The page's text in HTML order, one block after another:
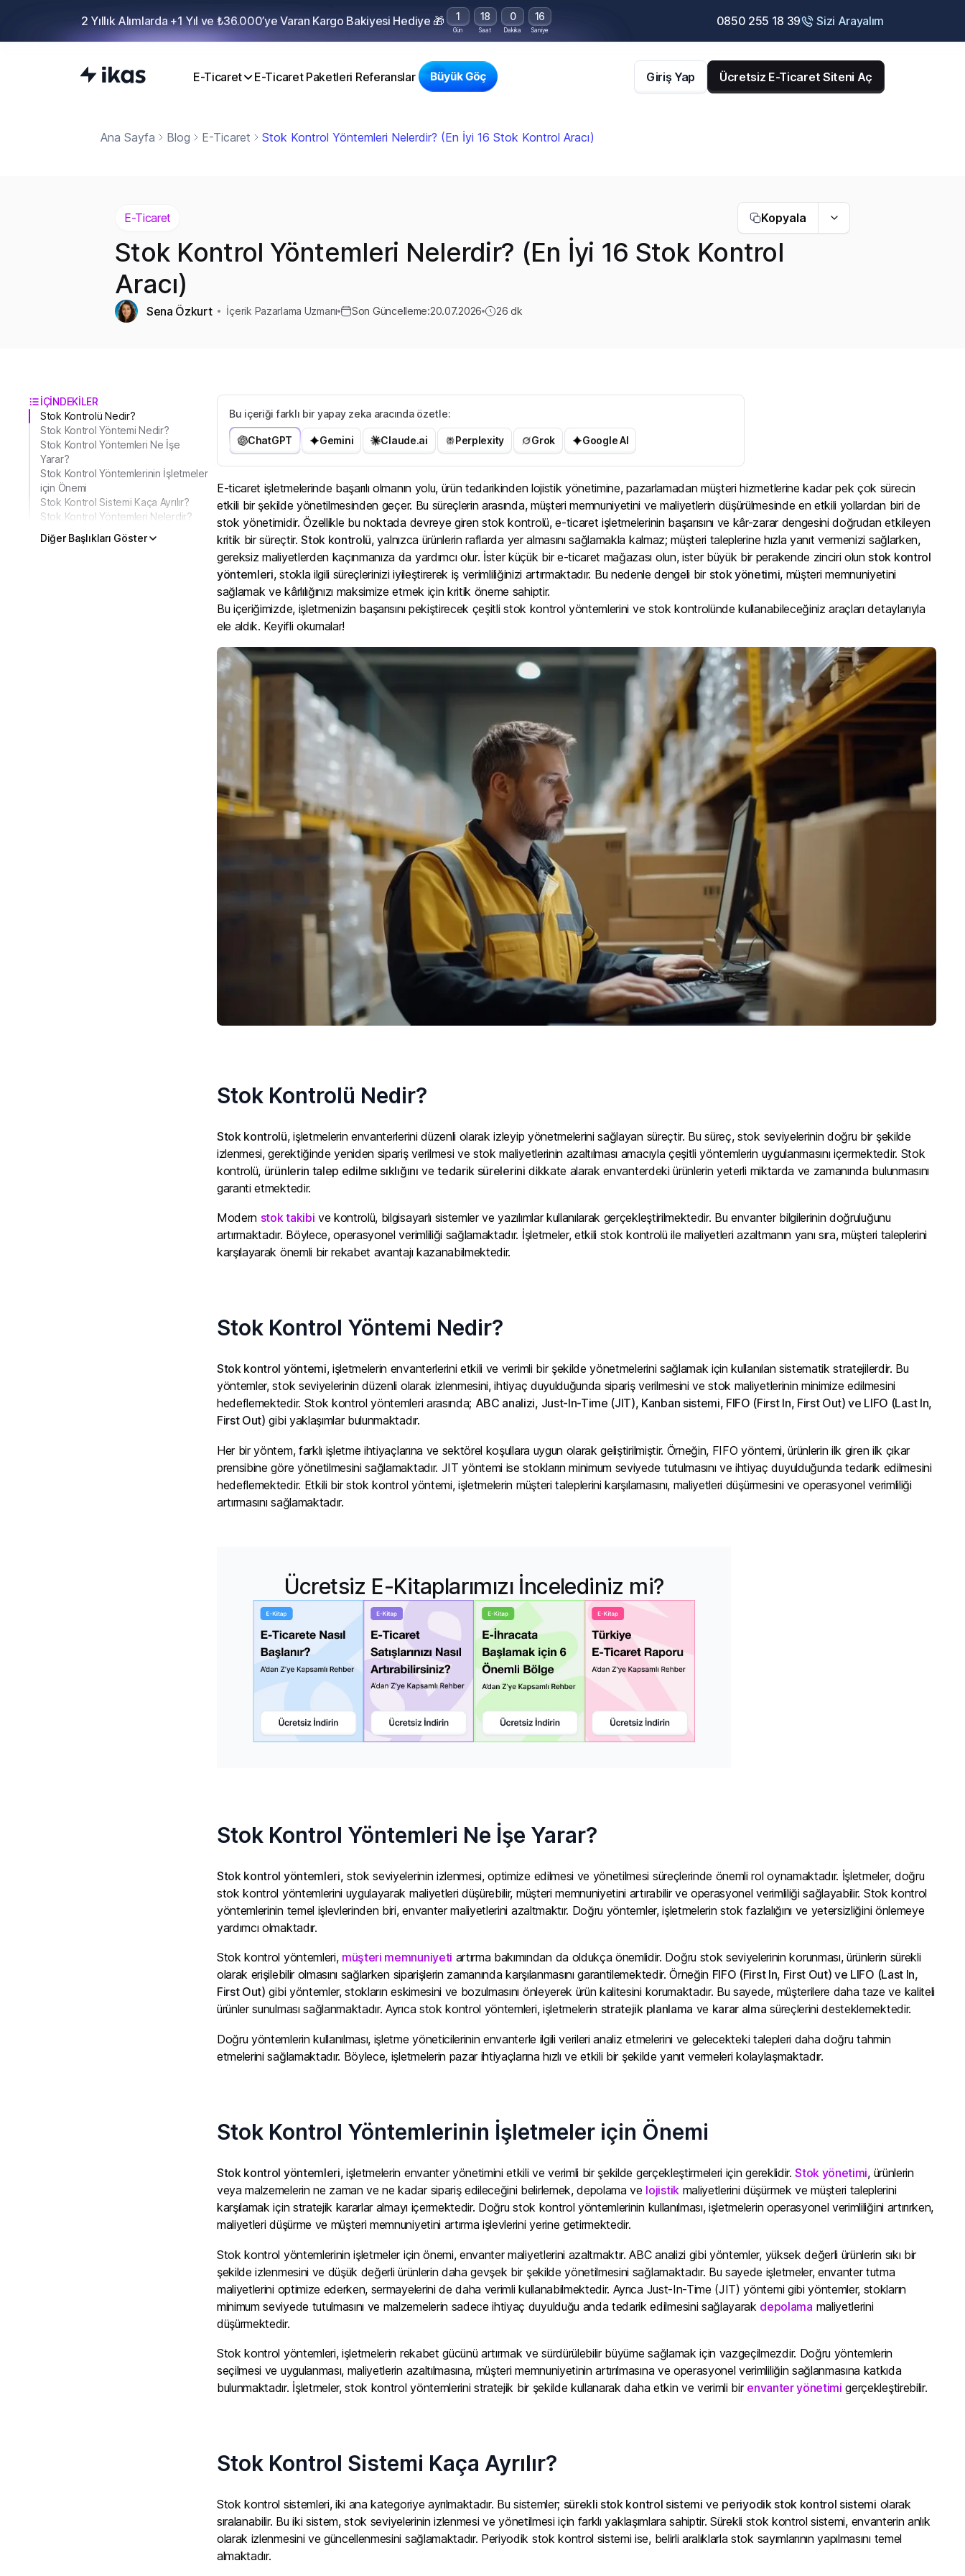
2 Yıllık Alımlarda +1 Yıl ve ₺36.000’ye Varan Kargo Bakiyesi Hediye 🎁 1
Gün
18
Saat
0
Dakika
15
Saniye
0850 255 18 39 Sizi Arayalım
E-Ticaret E-Ticaret Paketleri Referanslar Giriş Yap Ücretsiz E-Ticaret Siteni Aç
Ana Sayfa Blog E-Ticaret Stok Kontrol Yöntemleri Nelerdir? (En İyi 16 Stok Kontrol Aracı)
E-Ticaret Kopyala
Stok Kontrol Yöntemleri Nelerdir? (En İyi 16 Stok Kontrol
Aracı)
Sena Özkurt İçerik Pazarlama Uzmanı Son Güncelleme:20.07.2026 26 dk
İÇİNDEKİLER
Stok Kontrolü Nedir?
Stok Kontrol Yöntemi Nedir?
Stok Kontrol Yöntemleri Ne İşe
Yarar?
Stok Kontrol Yöntemlerinin İşletmeler
için Önemi
Stok Kontrol Sistemi Kaça Ayrılır?
Stok Kontrol Yöntemleri Nelerdir?
Diğer Başlıkları Göster
Bu içeriği farklı bir yapay zeka aracında özetle:
ChatGPT Gemini Claude.ai Perplexity Grok Google AI
E-ticaret işletmelerinde başarılı olmanın yolu, ürün tedarikinden lojistik yönetimine, pazarlamadan müşteri hizmetlerine kadar pek çok sürecin
etkili bir şekilde yönetilmesinden geçer. Bu süreçlerin arasında, müşteri memnuniyetini ve maliyetlerin düşürülmesinde en etkili yollardan biri de
stok yönetimidir. Özellikle bu noktada devreye giren stok kontrolü, e-ticaret işletmelerinin başarısını ve kâr-zarar dengesini doğrudan etkileyen
kritik bir süreçtir.Stok kontrolü, yalnızca ürünlerin raflarda yer almasını sağlamakla kalmaz; müşteri taleplerine hızla yanıt vermenizi sağlarken,
gereksiz maliyetlerden kaçınmanıza da yardımcı olur. İster küçük bir e-ticaret mağazası olun, ister büyük bir perakende zinciri olun stok kontrol
yöntemleri, stokla ilgili süreçlerinizi iyileştirerek iş verimliliğinizi artırmaktadır. Bu nedenle dengeli bir stok yönetimi, müşteri memnuniyetini
sağlamak ve kârlılığınızı maksimize etmek için kritik öneme sahiptir.
Bu içeriğimizde, işletmenizin başarısını pekiştirecek çeşitli stok kontrol yöntemlerini ve stok kontrolünde kullanabileceğiniz araçları detaylarıyla
ele aldık. Keyifli okumalar!
Stok Kontrolü Nedir?
Stok kontrolü, işletmelerin envanterlerini düzenli olarak izleyip yönetmelerini sağlayan süreçtir. Bu süreç, stok seviyelerinin doğru bir şekilde
izlenmesi, gerektiğinde yeniden sipariş verilmesi ve stok maliyetlerinin azaltılması amacıyla çeşitli yöntemlerin uygulanmasını içermektedir. Stok
kontrolü, ürünlerin talep edilme sıklığını vetedarik sürelerini dikkate alarak envanterdeki ürünlerin yeterli miktarda ve zamanında bulunmasını
garanti etmektedir.
Modern stok takibi ve kontrolü, bilgisayarlı sistemler ve yazılımlar kullanılarak gerçekleştirilmektedir. Bu envanter bilgilerinin doğruluğunu
artırmaktadır. Böylece, operasyonel verimliliği sağlamaktadır. İşletmeler, etkili stok kontrolü ile maliyetleri azaltmanın yanı sıra, müşteri taleplerini
karşılayarak önemli bir rekabet avantajı kazanabilmektedir.
Stok Kontrol Yöntemi Nedir?
Stok kontrol yöntemi, işletmelerin envanterlerini etkili ve verimli bir şekilde yönetmelerini sağlamak için kullanılan sistematik stratejilerdir. Bu
yöntemler, stok seviyelerinin düzenli olarak izlenmesini, ihtiyaç duyulduğunda sipariş verilmesini ve stok maliyetlerinin minimize edilmesini
hedeflemektedir. Stok kontrol yöntemleri arasında; ABC analizi, Just-In-Time (JIT), Kanban sistemi, FIFO (First In, First Out) ve LIFO (Last In,
First Out) gibi yaklaşımlar bulunmaktadır.
Her bir yöntem, farklı işletme ihtiyaçlarına ve sektörel koşullara uygun olarak geliştirilmiştir. Örneğin, FIFO yöntemi, ürünlerin ilk giren ilk çıkar
prensibine göre yönetilmesini sağlamaktadır. JIT yöntemi ise stokların minimum seviyede tutulmasını ve ihtiyaç duyulduğunda tedarik edilmesini
hedeflemektedir. Etkili bir stok kontrol yöntemi, işletmelerin müşteri taleplerini karşılamasını, maliyetleri düşürmesini ve operasyonel verimliliği
artırmasını sağlamaktadır.
Ücretsiz E-Kitaplarımızı İncelediniz mi?
Stok Kontrol Yöntemleri Ne İşe Yarar?
Stok kontrol yöntemleri, stok seviyelerinin izlenmesi, optimize edilmesi ve yönetilmesi süreçlerinde önemli rol oynamaktadır. İşletmeler, doğru
stok kontrol yöntemlerini uygulayarak maliyetleri düşürebilir, müşteri memnuniyetini artırabilir ve operasyonel verimliliği sağlayabilir. Stok kontrol
yöntemlerinin temel işlevlerinden biri, envanter maliyetlerini azaltmaktır. Doğru yöntemler, işletmelerin stok fazlalığını ve yetersizliğini önlemeye
yardımcı olmaktadır.
Stok kontrol yöntemleri, müşteri memnuniyeti artırma bakımından da oldukça önemlidir. Doğru stok seviyelerinin korunması, ürünlerin sürekli
olarak erişilebilir olmasını sağlarken siparişlerin zamanında karşılanmasını garantilemektedir. Örneğin FIFO (First In, First Out) ve LIFO (Last In,
First Out) gibi yöntemler, stokların eskimesini ve bozulmasını önleyerek ürün kalitesini korumaktadır. Bu sayede, müşterilere daha taze ve kaliteli
ürünler sunulması sağlanmaktadır. Ayrıca stok kontrol yöntemleri, işletmelerin stratejik planlama ve karar alma süreçlerini desteklemektedir.
Doğru yöntemlerin kullanılması, işletme yöneticilerinin envanterle ilgili verileri analiz etmelerini ve gelecekteki talepleri daha doğru tahmin
etmelerini sağlamaktadır. Böylece, işletmelerin pazar ihtiyaçlarına hızlı ve etkili bir şekilde yanıt vermeleri kolaylaşmaktadır.
Stok Kontrol Yöntemlerinin İşletmeler için Önemi
Stok kontrol yöntemleri, işletmelerin envanter yönetimini etkili ve verimli bir şekilde gerçekleştirmeleri için gereklidir.Stok yönetimi, ürünlerin
veya malzemelerin ne zaman ve ne kadar sipariş edileceğini belirlemek, depolama ve lojistikmaliyetlerini düşürmek ve müşteri taleplerini
karşılamak için stratejik kararlar almayı içermektedir. Doğru stok kontrol yöntemlerinin kullanılması, işletmelerin operasyonel verimliliğini artırırken,
maliyetleri düşürme ve müşteri memnuniyetini artırma işlevlerini yerine getirmektedir.
Stok kontrol yöntemlerinin işletmeler için önemi, envanter maliyetlerini azaltmaktır. ABC analizi gibi yöntemler, yüksek değerli ürünlerin sıkı bir
şekilde izlenmesini ve düşük değerli ürünlerin daha gevşek bir şekilde yönetilmesini sağlamaktadır. Bu sayede işletmeler, envanter tutma
maliyetlerini optimize ederken, sermayelerini de daha verimli kullanabilmektedir. Ayrıca Just-In-Time (JIT) yöntemi gibi yöntemler, stokların
minimum seviyede tutulmasını ve malzemelerin sadece ihtiyaç duyulduğu anda tedarik edilmesini sağlayarak depolama maliyetlerini
düşürmektedir.
Stok kontrol yöntemleri, işletmelerin rekabet gücünü artırmak ve sürdürülebilir büyüme sağlamak için vazgeçilmezdir. Doğru yöntemlerin
seçilmesi ve uygulanması, maliyetlerin azaltılmasına, müşteri memnuniyetinin artırılmasına ve operasyonel verimliliğin sağlanmasına katkıda
bulunmaktadır. İşletmeler, stok kontrol yöntemlerini stratejik bir şekilde kullanarak daha etkin ve verimli bir envanter yönetimi gerçekleştirebilir.
Stok Kontrol Sistemi Kaça Ayrılır?
Stok kontrol sistemleri, iki ana kategoriye ayrılmaktadır. Bu sistemler; sürekli stok kontrol sistemi ve periyodik stok kontrol sistemi olarak
sıralanabilir. Bu iki sistem, stok seviyelerinin izlenmesi ve yönetilmesi için farklı yaklaşımlara sahiptir. Sürekli stok kontrol sistemi, envanterin anlık
olarak izlenmesini ve güncellenmesini sağlamaktadır. Periyodik stok kontrol sistemi ise, belirli aralıklarla stok sayımlarının yapılmasını temel
almaktadır.